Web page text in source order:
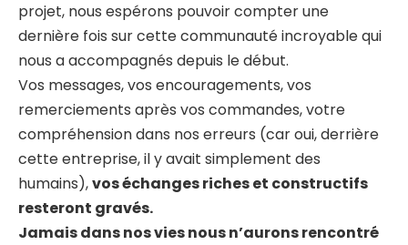
projet, nous espérons pouvoir compter une
dernière fois sur cette communauté incroyable qui
nous a accompagnés depuis le début.
Vos messages, vos encouragements, vos
remerciements après vos commandes, votre
compréhension dans nos erreurs (car oui, derrière
cette entreprise, il y avait simplement des
humains),vos échanges riches et constructifs
resteront gravés.
Jamais dans nos vies nous n’aurons rencontré